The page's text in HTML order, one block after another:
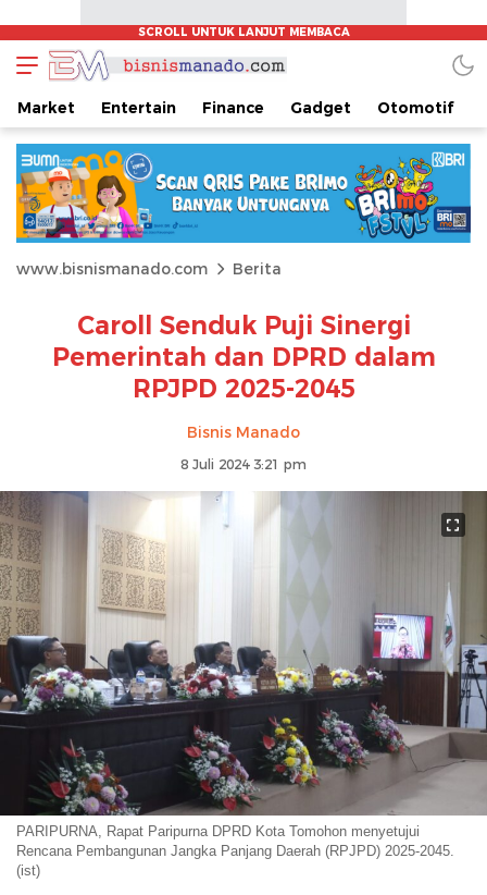
Market Entertain Finance Gadget Otomotif
www.bisnismanado.com Berita
Caroll Senduk Puji Sinergi
Pemerintah dan DPRD dalam
RPJPD 2025-2045
Bisnis Manado
8 Juli 2024 3:21 pm
PARIPURNA, Rapat Paripurna DPRD Kota Tomohon menyetujui
Rencana Pembangunan Jangka Panjang Daerah (RPJPD) 2025-2045.
(ist)